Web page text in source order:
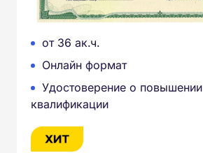
от 36 ак.ч.
Онлайн формат
Удостоверение о повышении
квалификации